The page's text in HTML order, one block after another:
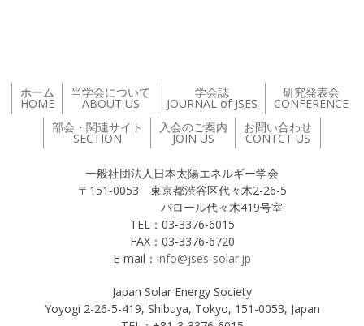
ホーム
HOME
当学会について
ABOUT US
学会誌
JOURNAL of JSES
研究発表会
CONFERENCE
部会・関連サイト
SECTION
入会のご案内
JOIN US
お問い合わせ
CONTCT US
一般社団法人日本太陽エネルギー学会
〒151-0053 東京都渋谷区代々木2-26-5
バロール代々木419号室
TEL：03-3376-6015
FAX：03-3376-6720
E-mail： info@jses-solar.jp
Japan Solar Energy Society
Yoyogi 2-26-5-419, Shibuya, Tokyo, 151-0053, Japan